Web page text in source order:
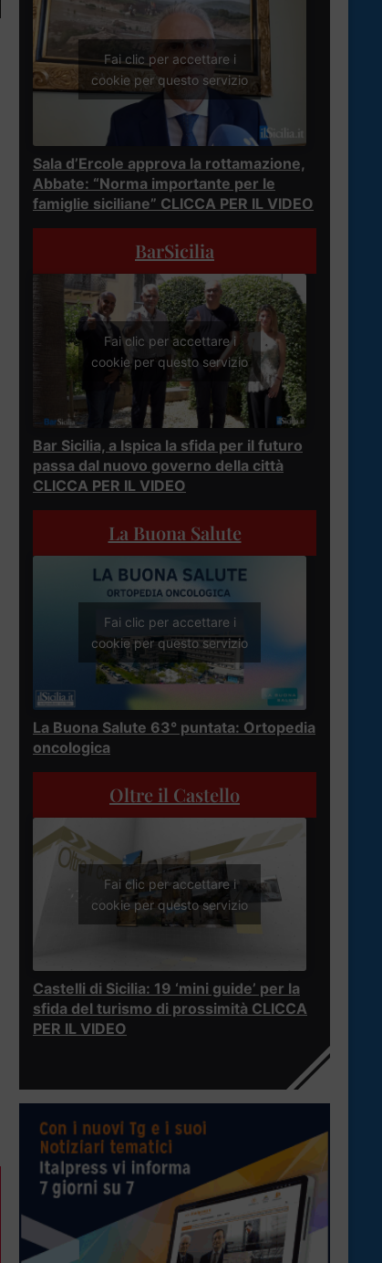
Fai clic per accettare i
cookie per questo servizio
Sala d’Ercole approva la rottamazione,
Abbate: “Norma importante per le
famiglie siciliane” CLICCA PER IL VIDEO
BarSicilia
Fai clic per accettare i
cookie per questo servizio
Bar Sicilia, a Ispica la sfida per il futuro
passa dal nuovo governo della città
CLICCA PER IL VIDEO
La Buona Salute
Fai clic per accettare i
cookie per questo servizio
La Buona Salute 63° puntata: Ortopedia
oncologica
Oltre il Castello
Fai clic per accettare i
cookie per questo servizio
Castelli di Sicilia: 19 ‘mini guide’ per la
sfida del turismo di prossimità CLICCA
PER IL VIDEO